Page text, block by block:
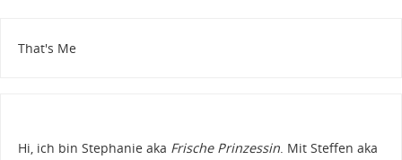
That's Me
Hi, ich bin Stephanie aka Frische Prinzessin. Mit Steffen aka